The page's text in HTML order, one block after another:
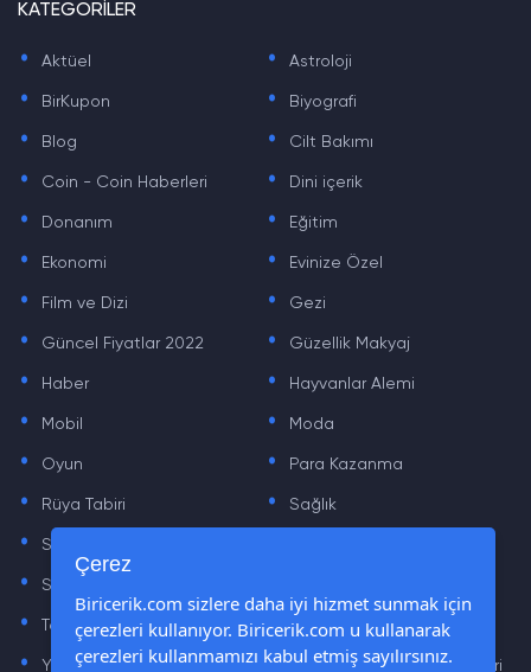
KATEGORİLER
. Aktüel . Astroloji
. BirKupon . Biyografi
. Blog . Cilt Bakımı
. Coin - Coin Haberleri . Dini içerik
. Donanım . Eğitim
. Ekonomi . Evinize Özel
. Film ve Dizi . Gezi
. Güncel Fiyatlar 2022 . Güzellik Makyaj
. Haber . Hayvanlar Alemi
. Mobil . Moda
. Oyun . Para Kazanma
. Rüya Tabiri . Sağlık
. Sinema .
. Sözler
. Teknoloji Haberleri . Yaşam
. Yazılım Haberleri . Yiyecek Önerileri ve Tarifleri
Çerez
Biricerik.com sizlere daha iyi hizmet sunmak için
çerezleri kullanıyor. Biricerik.com u kullanarak
çerezleri kullanmamızı kabul etmiş sayılırsınız.